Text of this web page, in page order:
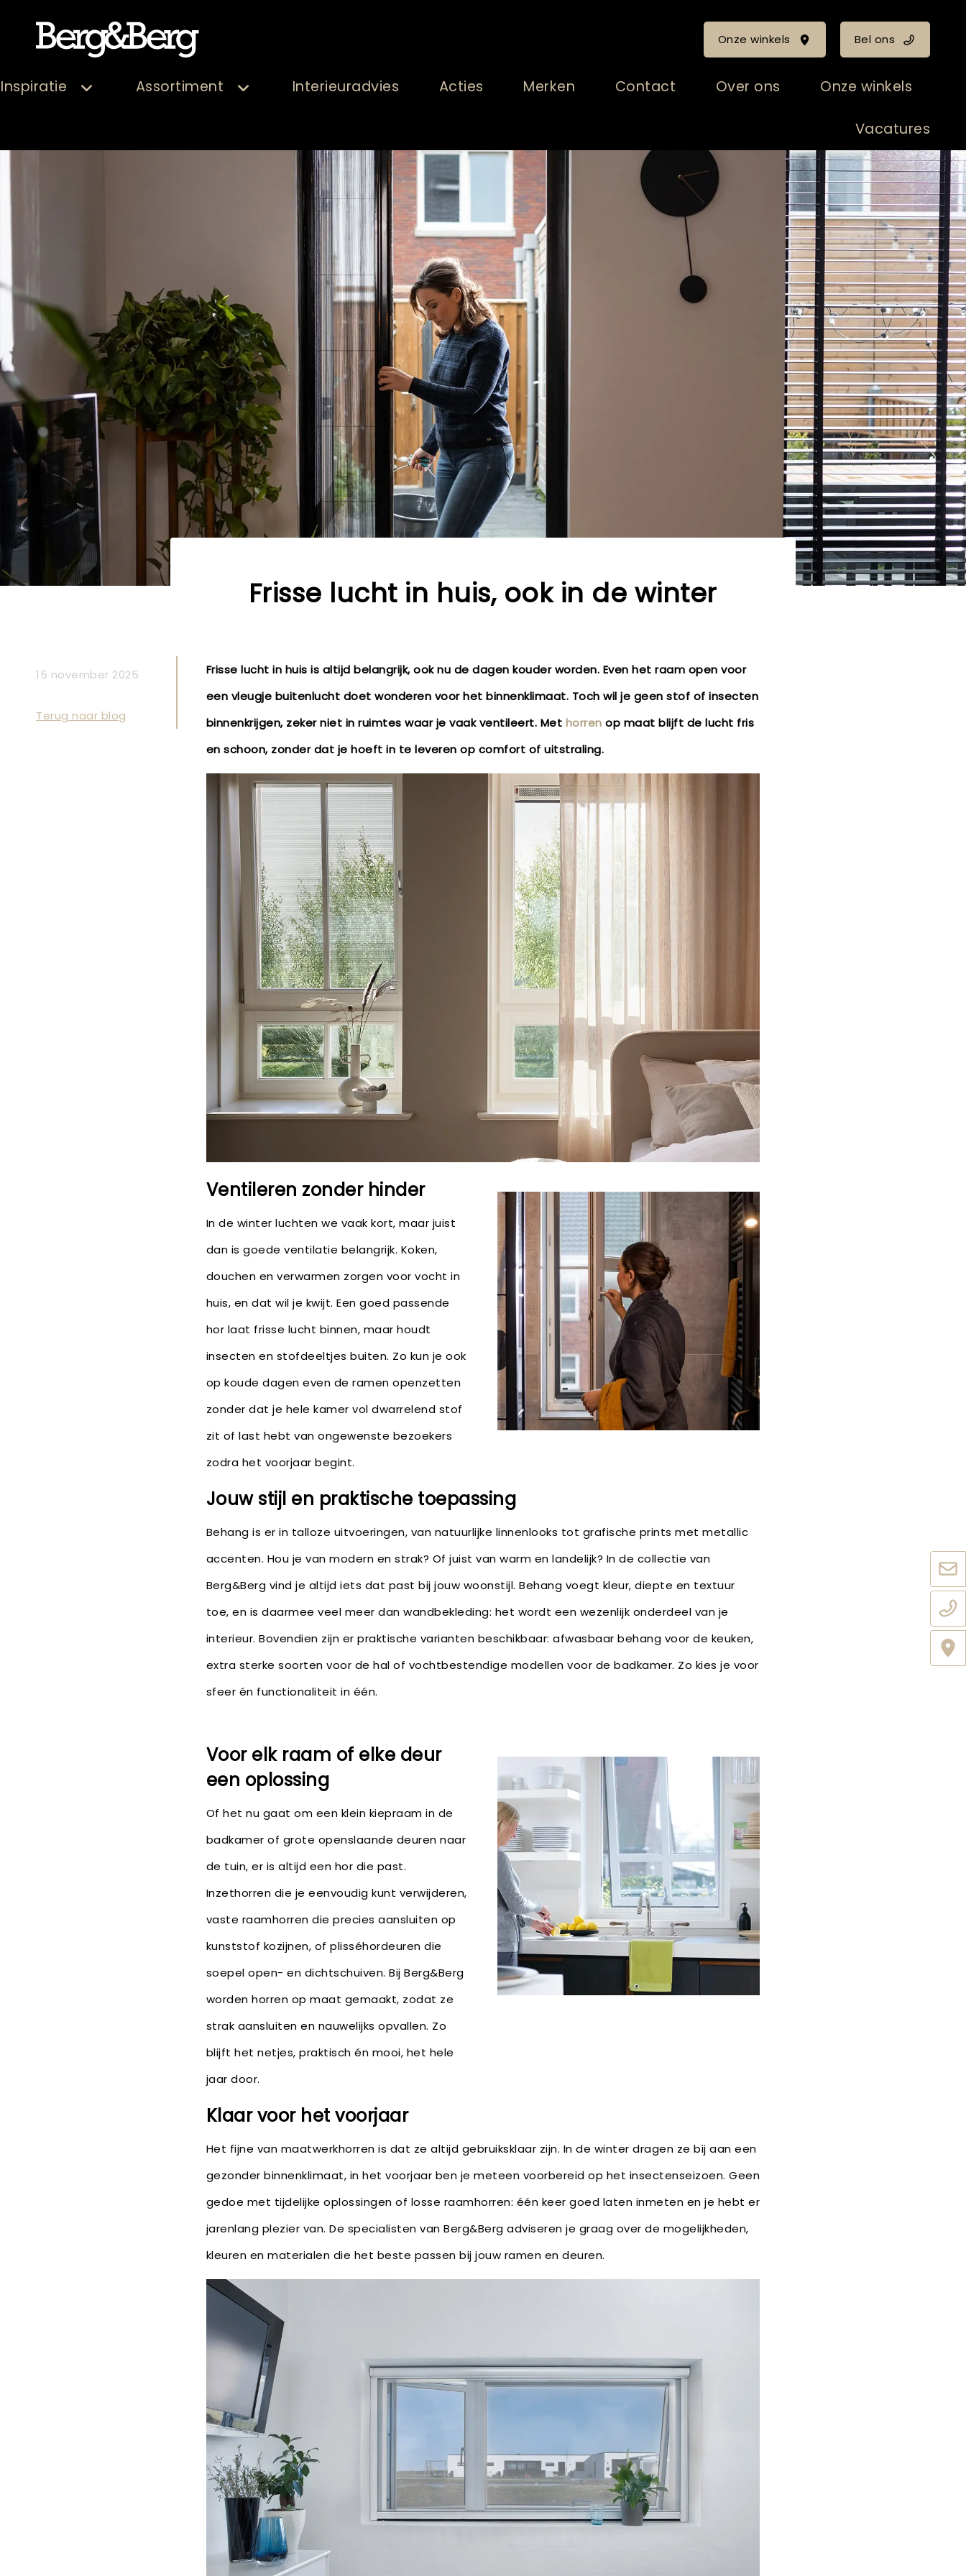
Onze winkels Bel ons
Inspiratie Assortiment Interieuradvies Acties Merken Contact Over ons Onze winkels
Vacatures
Frisse lucht in huis, ook in de winter
15 november 2025
Terug naar blog
Frisse lucht in huis is altijd belangrijk, ook nu de dagen kouder worden. Even het raam open voor
een vleugje buitenlucht doet wonderen voor het binnenklimaat. Toch wil je geen stof of insecten
binnenkrijgen, zeker niet in ruimtes waar je vaak ventileert. Met horren op maat blijft de lucht fris
en schoon, zonder dat je hoeft in te leveren op comfort of uitstraling.
Ventileren zonder hinder
In de winter luchten we vaak kort, maar juist
dan is goede ventilatie belangrijk. Koken,
douchen en verwarmen zorgen voor vocht in
huis, en dat wil je kwijt. Een goed passende
hor laat frisse lucht binnen, maar houdt
insecten en stofdeeltjes buiten. Zo kun je ook
op koude dagen even de ramen openzetten
zonder dat je hele kamer vol dwarrelend stof
zit of last hebt van ongewenste bezoekers
zodra het voorjaar begint.
Jouw stijl en praktische toepassing
Behang is er in talloze uitvoeringen, van natuurlijke linnenlooks tot grafische prints met metallic
accenten. Hou je van modern en strak? Of juist van warm en landelijk? In de collectie van
Berg&Berg vind je altijd iets dat past bij jouw woonstijl. Behang voegt kleur, diepte en textuur
toe, en is daarmee veel meer dan wandbekleding: het wordt een wezenlijk onderdeel van je
interieur. Bovendien zijn er praktische varianten beschikbaar: afwasbaar behang voor de keuken,
extra sterke soorten voor de hal of vochtbestendige modellen voor de badkamer. Zo kies je voor
sfeer én functionaliteit in één.
Voor elk raam of elke deur
een oplossing
Of het nu gaat om een klein kiepraam in de
badkamer of grote openslaande deuren naar
de tuin, er is altijd een hor die past.
Inzethorren die je eenvoudig kunt verwijderen,
vaste raamhorren die precies aansluiten op
kunststof kozijnen, of plisséhordeuren die
soepel open- en dichtschuiven. Bij Berg&Berg
worden horren op maat gemaakt, zodat ze
strak aansluiten en nauwelijks opvallen. Zo
blijft het netjes, praktisch én mooi, het hele
jaar door.
Klaar voor het voorjaar
Het fijne van maatwerkhorren is dat ze altijd gebruiksklaar zijn. In de winter dragen ze bij aan een
gezonder binnenklimaat, in het voorjaar ben je meteen voorbereid op het insectenseizoen. Geen
gedoe met tijdelijke oplossingen of losse raamhorren: één keer goed laten inmeten en je hebt er
jarenlang plezier van. De specialisten van Berg&Berg adviseren je graag over de mogelijkheden,
kleuren en materialen die het beste passen bij jouw ramen en deuren.